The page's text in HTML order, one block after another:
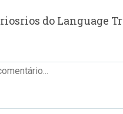
do Language